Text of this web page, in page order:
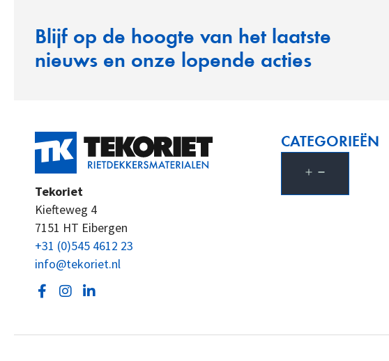
Blijf op de hoogte van het laatste
nieuws en onze lopende acties
Tekoriet
Kiefteweg 4
7151 HT Eibergen
+31 (0)545 4612 23
info@tekoriet.nl
CATEGORIEËN